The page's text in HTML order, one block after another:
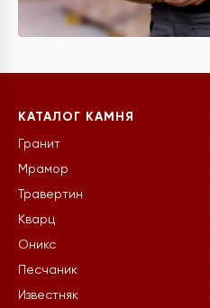
КАТАЛОГ КАМНЯ
Гранит
Мрамор
Травертин
Кварц
Оникс
Песчаник
Известняк